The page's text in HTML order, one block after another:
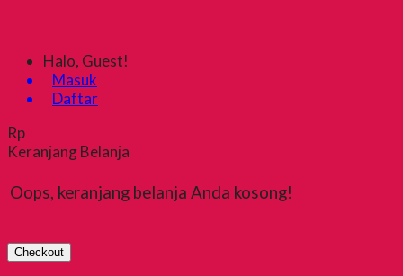
Halo, Guest!
Masuk
Daftar
Rp
Keranjang Belanja
Oops, keranjang belanja Anda kosong!
Checkout